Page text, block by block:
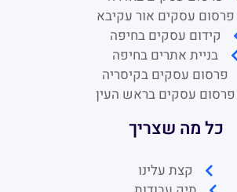
פרסום עסקים אור עקיבא
קידום עסקים בחיפה
בניית אתרים בחיפה
פרסום עסקים בקיסריה
פרסום עסקים בראש העין
כל מה שצריך
קצת עלינו